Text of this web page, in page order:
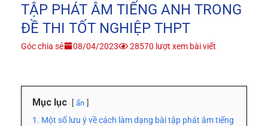
TẬP PHÁT ÂM TIẾNG ANH TRONG
ĐỀ THI TỐT NGHIỆP THPT
Góc chia sẻ 08/04/2023 28570 lượt xem bài viết
Mục lục ẩn
1. Một số lưu ý về cách làm dạng bài tập phát âm tiếng